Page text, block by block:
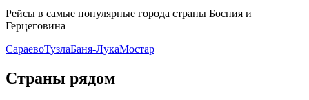
Рейсы в самые популярные города страны Босния и
Герцеговина
СараевоТузлаБаня-ЛукаМостар
Страны рядом